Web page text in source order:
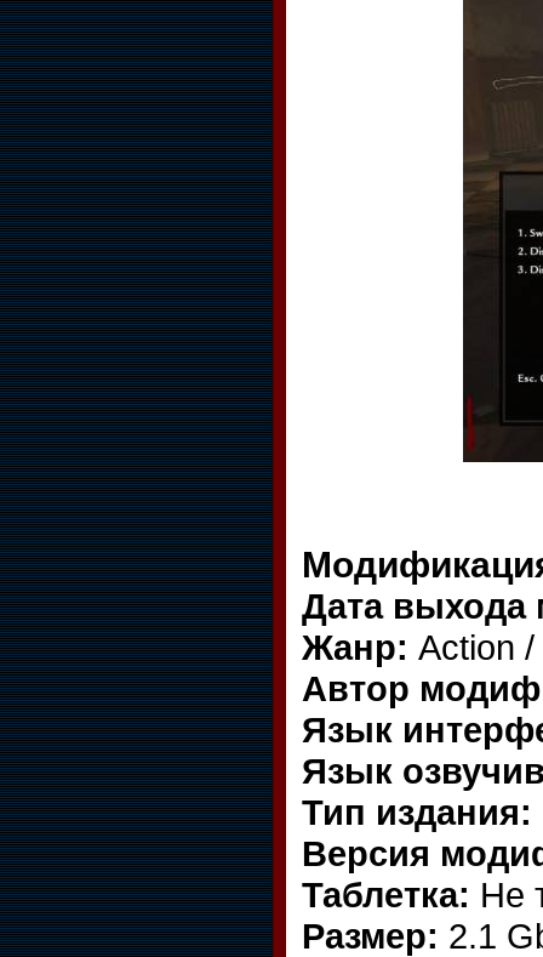
Дата
Жанр: Action
Автор
Язык
Язык
Тип издания:
Версия
Таблетка: Не
Размер: 2.1